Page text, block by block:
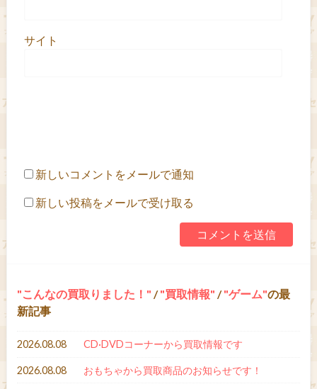
サイト
新しいコメントをメールで通知
新しい投稿をメールで受け取る
こんなの買取りました！ / 買取情報 / ゲーム の最
新記事
2026.08.08 CD·DVDコーナーから買取情報です
2026.08.08 おもちゃから買取商品のお知らせです！